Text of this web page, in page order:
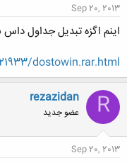
Sep 20, 2013
اینم اگزه تبدیل جداول
dostowin.rar.html
R
rezazidan
عضو جدید
Sep 20, 2013